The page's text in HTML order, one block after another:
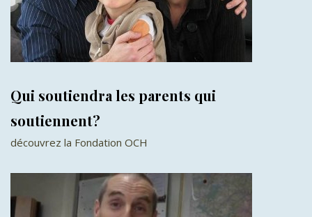
Qui soutiendra les parents qui
soutiennent?
découvrez la Fondation OCH